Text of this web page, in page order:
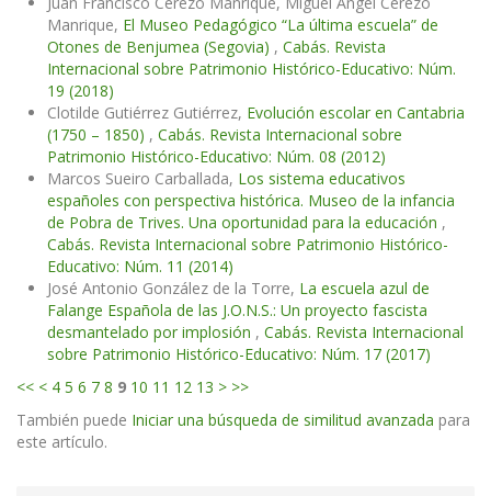
Manrique, El Museo Pedagógico “La última escuela” de
Otones de Benjumea (Segovia) , Cabás. Revista
Internacional sobre Patrimonio Histórico-Educativo: Núm.
19 (2018)
Clotilde Gutiérrez Gutiérrez, Evolución escolar en Cantabria
(1750 – 1850) , Cabás. Revista Internacional sobre
Patrimonio Histórico-Educativo: Núm. 08 (2012)
Marcos Sueiro Carballada, Los sistema educativos
españoles con perspectiva histórica. Museo de la infancia
de Pobra de Trives. Una oportunidad para la educación ,
Cabás. Revista Internacional sobre Patrimonio Histórico-
Educativo: Núm. 11 (2014)
José Antonio González de la Torre, La escuela azul de
Falange Española de las J.O.N.S.: Un proyecto fascista
desmantelado por implosión , Cabás. Revista Internacional
sobre Patrimonio Histórico-Educativo: Núm. 17 (2017)
<< < 4 5 6 7 8 9 10 11 12 13 > >>
También puede Iniciar una búsqueda de similitud avanzada para
este artículo.